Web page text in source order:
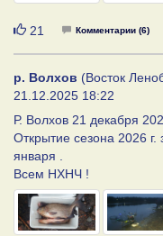
Нравится
21 Комментарии (6)
р. Волхов (Восток
21.12.2025 18:22
Р. Волхов 21 декабря
Открытие сезона 2026
января .
Всем НХНЧ !